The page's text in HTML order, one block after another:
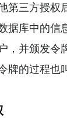
第三方授权
据库中的信
，并颁发令
牌的过程也